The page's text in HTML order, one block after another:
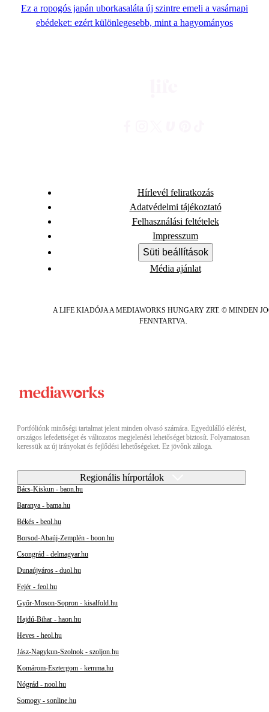
Ez a ropogós japán uborkasaláta új szintre emeli a vasárnapi
ebédeket: ezért különlegesebb, mint a hagyományos
Hírlevél feliratkozás
Adatvédelmi tájékoztató
Felhasználási feltételek
Impresszum
Süti beállítások
Média ajánlat
A LIFE KIADÓJA A MEDIAWORKS HUNGARY ZRT. © MINDEN
FENNTARTVA.
Portfóliónk minőségi tartalmat jelent minden olvasó számára. Egyedülálló elérést,
országos lefedettséget és változatos megjelenési lehetőséget biztosít. Folyamatosan
keressük az új irányokat és fejlődési lehetőségeket. Ez jövőnk záloga.
Regionális hírportálok
Bács-Kiskun - baon.hu
Baranya - bama.hu
Békés - beol.hu
Borsod-Abaúj-Zemplén - boon.hu
Csongrád - delmagyar.hu
Dunaújváros - duol.hu
Fejér - feol.hu
Győr-Moson-Sopron - kisalfold.hu
Hajdú-Bihar - haon.hu
Heves - heol.hu
Jász-Nagykun-Szolnok - szoljon.hu
Komárom-Esztergom - kemma.hu
Nógrád - nool.hu
Somogy - sonline.hu